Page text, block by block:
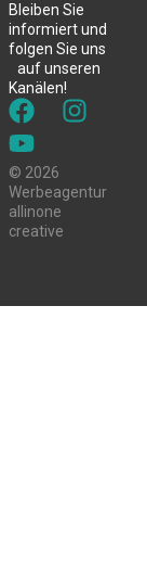
Bleiben Sie
informiert und
folgen Sie uns
auf unseren
Kanälen!
© 2026
Werbeagentur
allinone
creative